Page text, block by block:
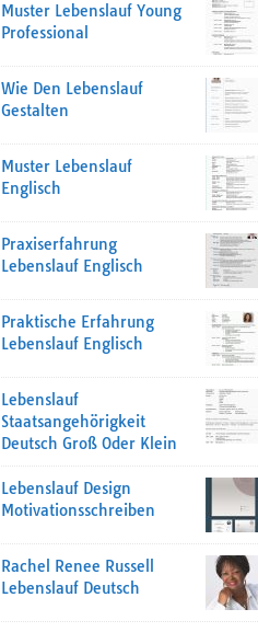
Muster Lebenslauf Young
Professional
Wie Den Lebenslauf
Gestalten
Muster Lebenslauf
Englisch
Praxiserfahrung
Lebenslauf Englisch
Praktische Erfahrung
Lebenslauf Englisch
Lebenslauf
Staatsangehörigkeit
Deutsch Groß Oder Klein
Lebenslauf Design
Motivationsschreiben
Rachel Renee Russell
Lebenslauf Deutsch